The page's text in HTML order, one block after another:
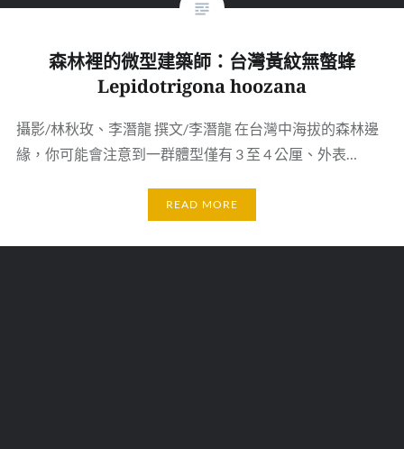
森林裡的微型建築師：台灣黃紋無螫蜂
Lepidotrigona hoozana
攝影/林秋玫、李潛龍 撰文/李潛龍 在台灣中海拔的森林邊
緣，你可能會注意到一群體型僅有 3 至 4 公厘、外表…
READ MORE